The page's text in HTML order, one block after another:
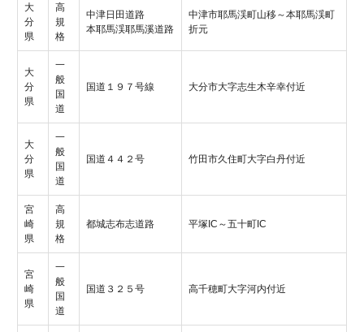
大
分
県
高
規
格
中津日田道路
本耶馬渓耶馬溪道路
中津市耶馬渓町山移～本耶馬渓町
折元
大
分
県
一
般
国
道
国道１９７号線 大分市大字志生木辛幸付近
大
分
県
一
般
国
道
国道４４２号 竹田市久住町大字白丹付近
宮
崎
県
高
規
格
都城志布志道路 平塚IC～五十町IC
宮
崎
県
一
般
国
道
国道３２５号 高千穂町大字河内付近